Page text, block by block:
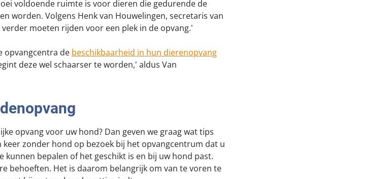
voldoende ruimte is voor dieren die gedurende de
worden. Volgens Henk van Houwelingen, secretaris van
moeten rijden voor een plek in de opvang.'
opvangcentra de beschikbaarheid in hun dierenopvang
deze wel schaarser te worden,' aldus Van
opvang voor uw hond? Dan geven we graag wat tips
zonder hond op bezoek bij het opvangcentrum dat u
bepalen of het geschikt is en bij uw hond past.
behoeften. Het is daarom belangrijk om van te voren te